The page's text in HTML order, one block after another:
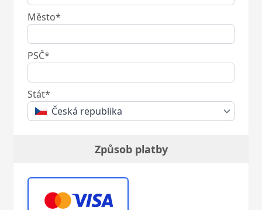
Město*
PSČ*
Stát*
Česká republika
Způsob platby